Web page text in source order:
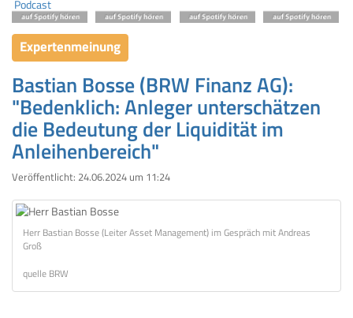
Expertenmeinung
Bastian Bosse (BRW Finanz AG):
"Bedenklich: Anleger unterschätzen
die Bedeutung der Liquidität im
Anleihenbereich"
Veröffentlicht: 24.06.2024 um 11:24
Herr Bastian Bosse (Leiter Asset Management) im Gespräch mit Andreas
Groß
quelle BRW